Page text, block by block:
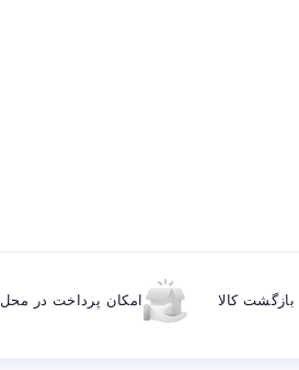
کالا امکان پرداخت در محل